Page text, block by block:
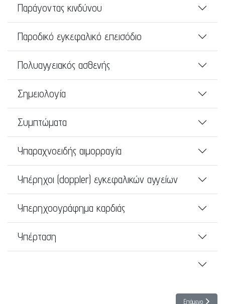
Παράγοντας κινδύνου
Παροδικό εγκεφαλικό επεισόδιο
Πολυαγγειακός ασθενής
Σημειολογία
Συμπτώματα
Υπαραχνοειδής αιμορραγία
Υπέρηχοι (doppler) εγκεφαλικών αγγείων
Υπερηχοογράφημα καρδιάς
Υπέρταση
Επόμενο άρθρο:
Επόμενο